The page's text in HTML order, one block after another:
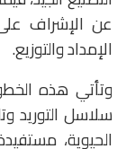
عن الإشراف
الإمداد والتوزيع.
وتأتي هذه
سلاسل التوريد
الحيوية،